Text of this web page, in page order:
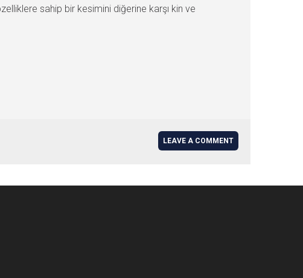
sahip bir kesimini diğerine karşı kin ve
LEAVE A COMMENT